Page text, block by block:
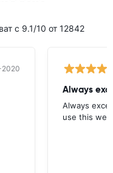
с 9.1/10 от 12842
Always
Always
use this